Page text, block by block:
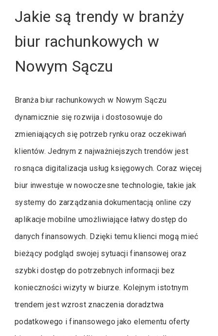
Jakie są trendy w branży
biur rachunkowych w
Nowym Sączu
Branża biur rachunkowych w Nowym Sączu
dynamicznie się rozwija i dostosowuje do
zmieniających się potrzeb rynku oraz oczekiwań
klientów. Jednym z najważniejszych trendów jest
rosnąca digitalizacja usług księgowych. Coraz więcej
biur inwestuje w nowoczesne technologie, takie jak
systemy do zarządzania dokumentacją online czy
aplikacje mobilne umożliwiające łatwy dostęp do
danych finansowych. Dzięki temu klienci mogą mieć
bieżący podgląd swojej sytuacji finansowej oraz
szybki dostęp do potrzebnych informacji bez
konieczności wizyty w biurze. Kolejnym istotnym
trendem jest wzrost znaczenia doradztwa
podatkowego i finansowego jako elementu oferty